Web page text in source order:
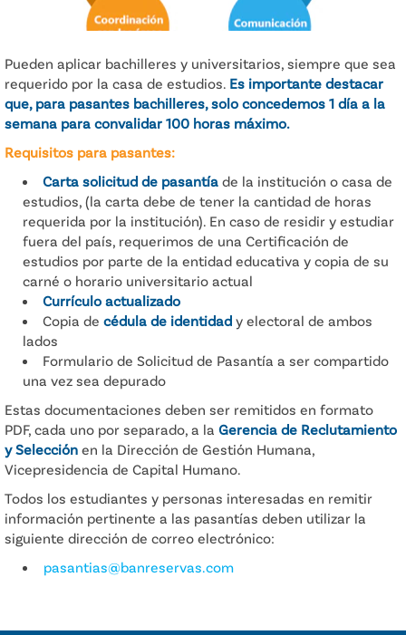
Pueden aplicar bachilleres y universitarios, siempre que sea
requerido por la casa de estudios. Es importante destacar
que, para pasantes bachilleres, solo concedemos 1 día a la
semana para convalidar 100 horas máximo.
Requisitos para pasantes:
Carta solicitud de pasantía de la institución o casa de
estudios, (la carta debe de tener la cantidad de horas
requerida por la institución). En caso de residir y estudiar
fuera del país, requerimos de una Certificación de
estudios por parte de la entidad educativa y copia de su
carné o horario universitario actual
Currículo actualizado
Copia de cédula de identidad y electoral de ambos
lados
Formulario de Solicitud de Pasantía a ser compartido
una vez sea depurado
Estas documentaciones deben ser remitidos en formato
PDF, cada uno por separado, a la Gerencia de Reclutamiento
y Selección en la Dirección de Gestión Humana,
Vicepresidencia de Capital Humano.
Todos los estudiantes y personas interesadas en remitir
información pertinente a las pasantías deben utilizar la
siguiente dirección de correo electrónico:
pasantias@banreservas.com